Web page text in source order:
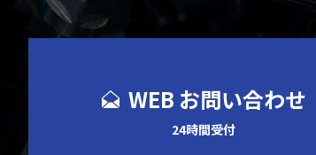
WEB お問い合わせ
24時間受付